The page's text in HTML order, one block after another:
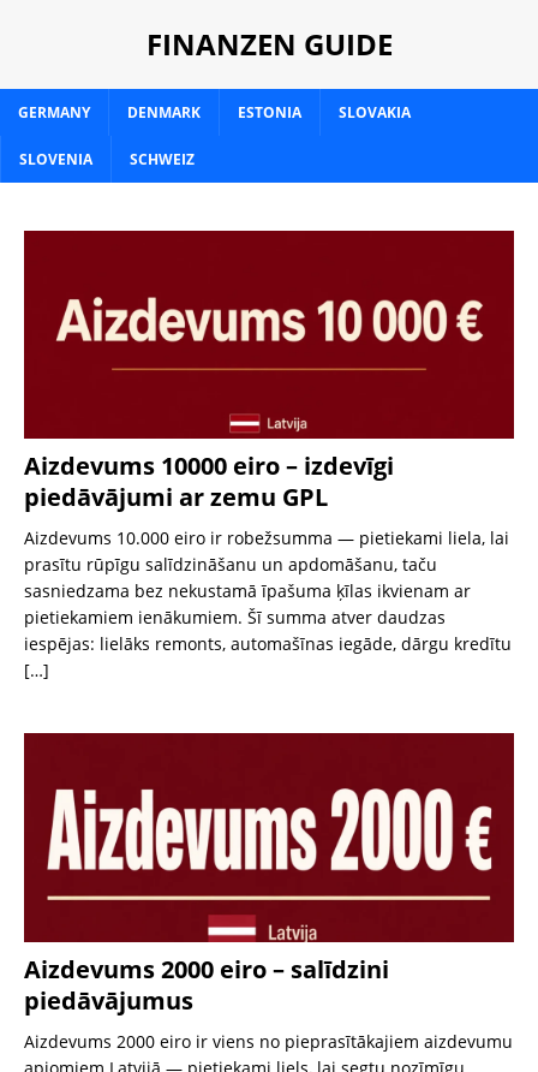
FINANZEN GUIDE
GERMANY DENMARK ESTONIA SLOVAKIA
SLOVENIA SCHWEIZ
Aizdevums 10000 eiro – izdevīgi
piedāvājumi ar zemu GPL
Aizdevums 10.000 eiro ir robežsumma — pietiekami liela, lai
prasītu rūpīgu salīdzināšanu un apdomāšanu, taču
sasniedzama bez nekustamā īpašuma ķīlas ikvienam ar
pietiekamiem ienākumiem. Šī summa atver daudzas
iespējas: lielāks remonts, automašīnas iegāde, dārgu kredītu
[…]
Aizdevums 2000 eiro – salīdzini
piedāvājumus
Aizdevums 2000 eiro ir viens no pieprasītākajiem aizdevumu